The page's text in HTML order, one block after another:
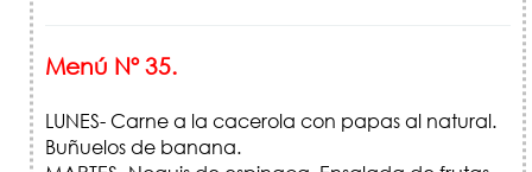
Menú Nº 35.
LUNES- Carne a la cacerola con papas al natural.
Buñuelos de banana.